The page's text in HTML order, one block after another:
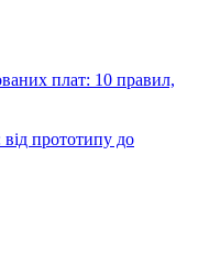
плат: 10 правил,
прототипу до